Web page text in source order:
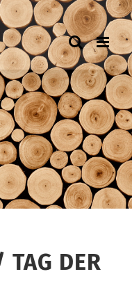
DER